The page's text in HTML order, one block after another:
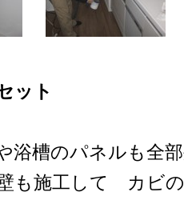
ット
浴槽のパネルも全
も施工して カビ